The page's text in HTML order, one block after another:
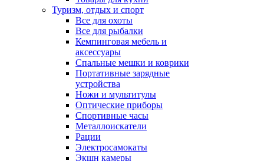
Туризм, отдых и спорт
Все для охоты
Все для рыбалки
Кемпинговая мебель и
аксессуары
Спальные мешки и коврики
Портативные зарядные
устройства
Ножи и мультитулы
Оптические приборы
Спортивные часы
Металлоискатели
Рации
Электросамокаты
Экшн камеры